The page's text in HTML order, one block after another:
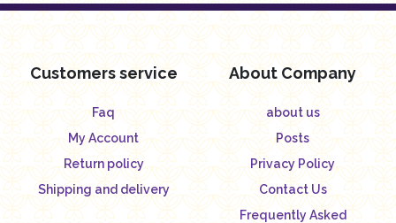
Customers service
Faq
My Account
Return policy
Shipping and delivery
About Company
about us
Posts
Privacy Policy
Contact Us
Frequently Asked